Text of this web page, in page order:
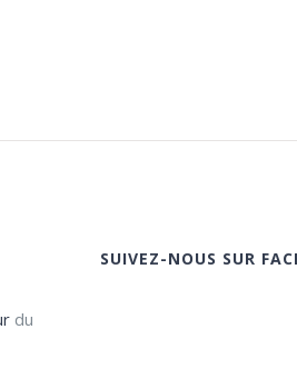
du
SUIVEZ-NOUS SUR